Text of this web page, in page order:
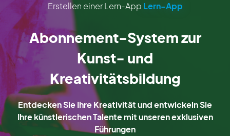
Erstellen einer Lern-App Lern-App
Abonnement-System zur
Kunst- und
Kreativitätsbildung
Entdecken Sie Ihre Kreativität und entwickeln Sie
Ihre künstlerischen Talente mit unseren exklusiven
Führungen